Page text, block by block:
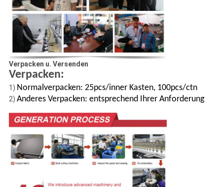
Verpacken u. Versenden
Verpacken:
1) Normalverpacken: 25pcs/inner Kasten, 100pcs/ctn
2) Anderes Verpacken: entsprechend Ihrer Anforderung